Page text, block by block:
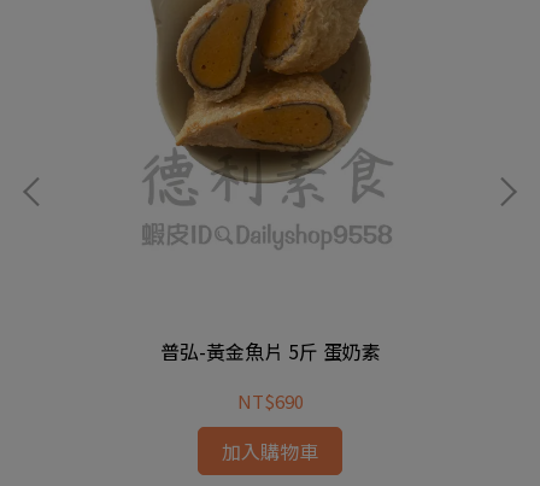
普弘-黃金魚片 5斤 蛋奶素
NT$690
加入購物車